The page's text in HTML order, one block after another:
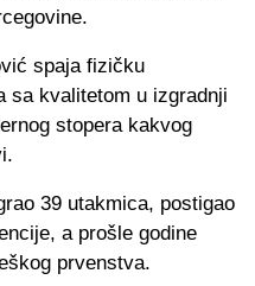
spaja fizičku
sa kvalitetom u izgradnji
stopera kakvog
39 utakmica, postigao
a prošle godine
prvenstva.